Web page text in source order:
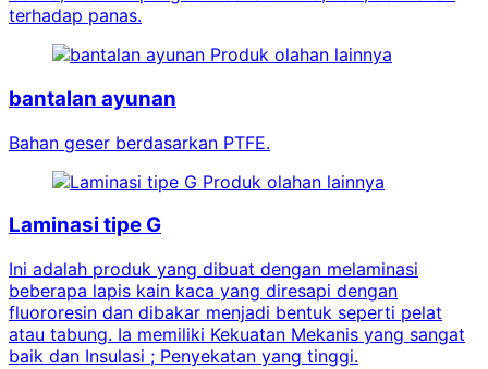
terhadap panas.
Produk olahan lainnya
bantalan ayunan
Bahan geser berdasarkan PTFE.
Produk olahan lainnya
Laminasi tipe G
Ini adalah produk yang dibuat dengan melaminasi
beberapa lapis kain kaca yang diresapi dengan
fluororesin dan dibakar menjadi bentuk seperti pelat
atau tabung. Ia memiliki Kekuatan Mekanis yang sangat
baik dan Insulasi ; Penyekatan yang tinggi.